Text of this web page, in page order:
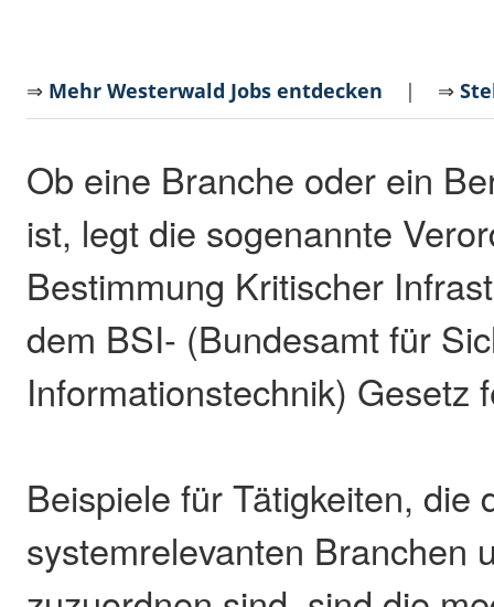
⇒ Mehr Westerwald Jobs entdecken | ⇒
Ob eine Branche oder ein
ist, legt die sogenannte
Bestimmung Kritischer
dem BSI- (Bundesamt für
Informationstechnik) Gesetz
Beispiele für Tätigkeiten, die
systemrelevanten Branchen